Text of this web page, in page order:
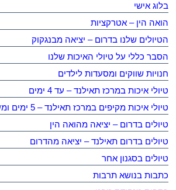
בלוג אישי
הואה הין – אטרקציות
הטיולים שלנו בדרום – יציאה מבנגקוק
הסבר כללי על טיולי האיכות שלנו
חנויות שווקים ומסעדות לילדים
טיולי איכות במרכז תאילנד – עד 4 ימים
טיולי איכות מקיפים במרכז תאילנד – 5 ימים ומעלה
טיולים בדרום – יציאה מהואה הין
טיולים בדרום תאילנד – יציאה מהדרום
טיולים בסגנון אחר
כתבות בנושא תרבות